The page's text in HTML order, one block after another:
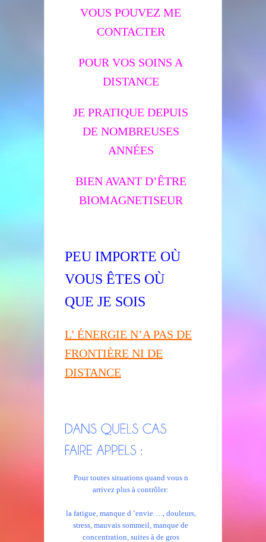
VOUS POUVEZ ME
CONTACTER
POUR VOS SOINS A
DISTANCE
JE PRATIQUE DEPUIS
DE NOMBREUSES
ANNÉES
BIEN AVANT D’ÊTRE
BIOMAGNETISEUR
PEU IMPORTE OÙ
VOUS ÊTES OÙ
QUE JE SOIS
L’ ÉNERGIE N’A PAS DE
FRONTIÈRE NI DE
DISTANCE
Pour toutes situations quand vous n
arrivez plus à contrôler:
la fatigue, manque d ‘envie…., douleurs,
stress, mauvais sommeil, manque de
concentration, suites à de gros